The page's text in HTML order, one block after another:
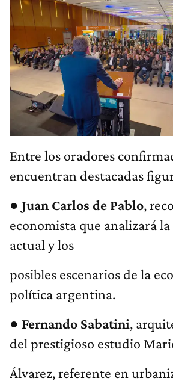
Entre los oradores
encuentran destacadas
● Juan Carlos de Pablo,
economista que analizará
actual y los
posibles escenarios de la
política argentina.
● Fernando Sabatini,
del prestigioso estudio
Álvarez, referente en